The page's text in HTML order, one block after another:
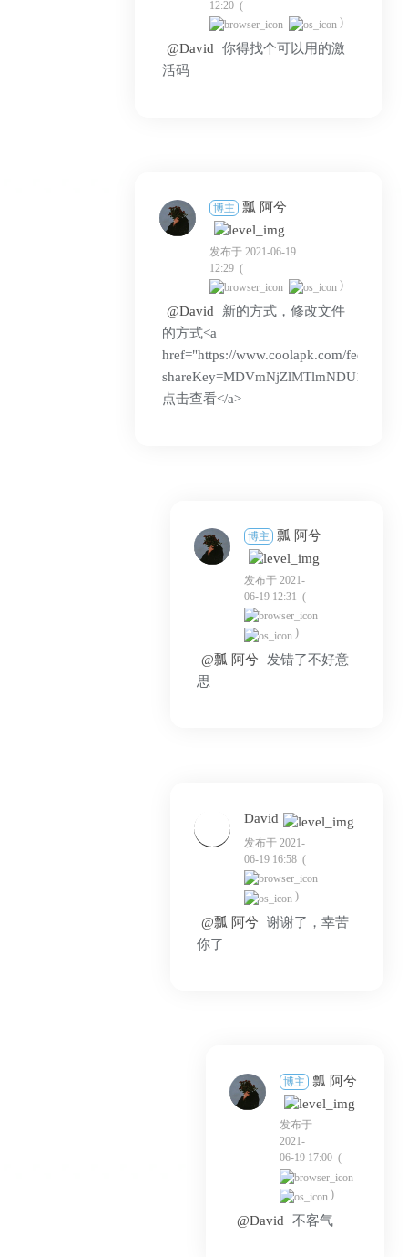
12:20 (
)
@David
你得找个可以用的激
活码
博主 瓢 阿兮
发布于 2021-06-19
12:29 (
)
@David
新的方式，修改文件
的方式<a
href="https://www.coolapk.com/feed/
点击查看</a>
博主 瓢 阿兮
发布于 2021-
06-19 12:31 (
)
@瓢 阿兮
发错了不好意
思
David
发布于 2021-
06-19 16:58 (
)
@瓢 阿兮
谢谢了，幸苦
你了
博主 瓢 阿兮
发布于
2021-
06-19 17:00 (
)
@David 不客气